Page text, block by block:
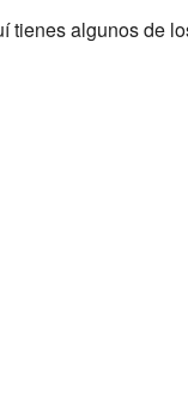
tienes algunos de